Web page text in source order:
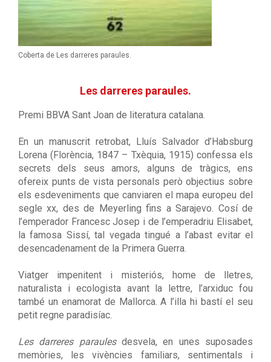
Coberta de Les darreres paraules.
Les darreres paraules.
Premi BBVA Sant Joan de literatura catalana.
En un manuscrit retrobat, Lluís Salvador d’Habsburg
Lorena (Florència, 1847 – Txèquia, 1915) confessa els
secrets dels seus amors, alguns de tràgics, ens
ofereix punts de vista personals però objectius sobre
els esdeveniments que canviaren el mapa europeu del
segle xx, des de Meyerling fins a Sarajevo. Cosí de
l’emperador Francesc Josep i de l’emperadriu Elisabet,
la famosa Sissí, tal vegada tingué a l’abast evitar el
desencadenament de la Primera Guerra.
Viatger impenitent i misteriós, home de lletres,
naturalista i ecologista avant la lettre, l’arxiduc fou
també un enamorat de Mallorca. A l’illa hi bastí el seu
petit regne paradisíac.
Les darreres paraulesdesvela, en unes suposades
memòries, les vivències familiars, sentimentals i